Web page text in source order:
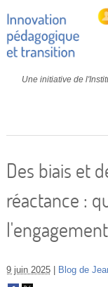
Une initiative de
Des biais et
réactance :
l'engagement
9 juin 2025 Blog de